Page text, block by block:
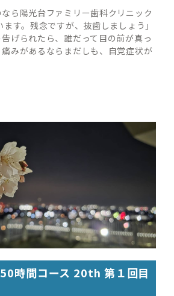
ら陽光台ファミリー歯科クリニック
す。残念ですが、抜歯しましょう」
げられたら、誰だって目の前が真っ
みがあるならまだしも、自覚症状が
時間コース 20th 第１回目